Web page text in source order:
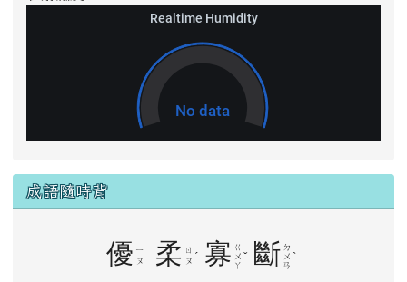
成語隨時背
優 ㄧ
ㄡ
柔 ㄖ
ㄡ ˊ 寡 ㄍ
ㄨ
ㄚ
ˇ 斷 ㄉ
ㄨ
ㄢ
ˋ